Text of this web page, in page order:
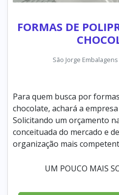
FORMAS DE
São Jorge
Para quem busca por
chocolate, achará a
Solicitando um orçamento
conceituada do mercado e
organização mais
UM POUCO MAIS